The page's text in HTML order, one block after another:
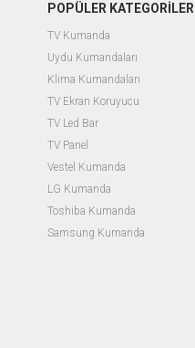
POPÜLER KATEGORİLER
TV Kumanda
Uydu Kumandaları
Klima Kumandaları
TV Ekran Koruyucu
TV Led Bar
TV Panel
Vestel Kumanda
LG Kumanda
Toshiba Kumanda
Samsung Kumanda